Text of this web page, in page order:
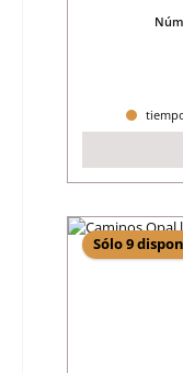
Sólo 9